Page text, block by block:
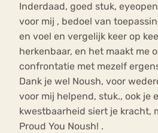
Inderdaad, goed stuk,
voor mij , bedoel van
en voel en vergelijk keer op
herkenbaar, en het maakt me
confrontatie met mezelf
Dank je wel Noush, voor
voor mij helpend, stuk., ook je
kwestbaarheid siert je kracht,
Proud You Noush! .